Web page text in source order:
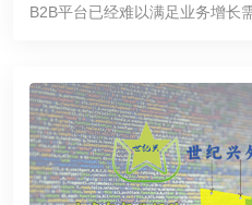
B2B平台已经难以满足业务增长
任感，提高询盘